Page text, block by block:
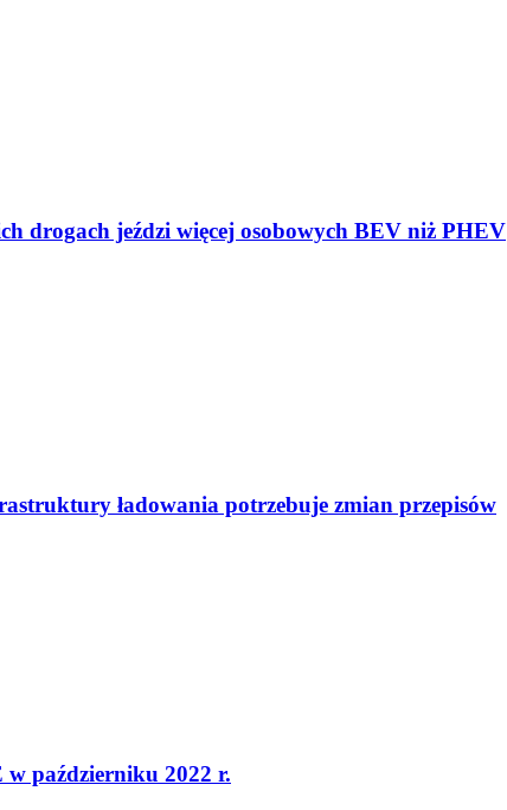
drogach jeździ więcej osobowych BEV niż PHEV
ładowania potrzebuje zmian przepisów
w październiku 2022 r.